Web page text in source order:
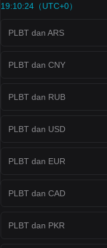
19:10:24（UTC+0）
PLBT dan ARS
PLBT dan CNY
PLBT dan RUB
PLBT dan USD
PLBT dan EUR
PLBT dan CAD
PLBT dan PKR